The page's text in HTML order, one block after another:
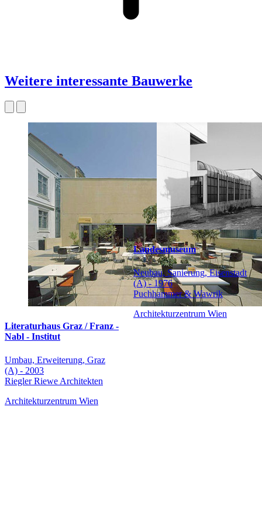
Weitere interessante Bauwerke
Literaturhaus Graz / Franz -
Nabl - Institut
Umbau, Erweiterung, Graz
(A) - 2003
Riegler Riewe Architekten
Architekturzentrum Wien
Landesmuseum
Neubau, Sanierung, Eisenstadt
(A) - 1976
Puchhammer & Wawrik
Architekturzentrum Wien